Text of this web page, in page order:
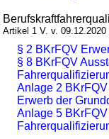
Artikel 1 V. v.
§ 2 BKrFQV
§ 8 BKrFQV
Anlage 2
Erwerb der
Anlage 5